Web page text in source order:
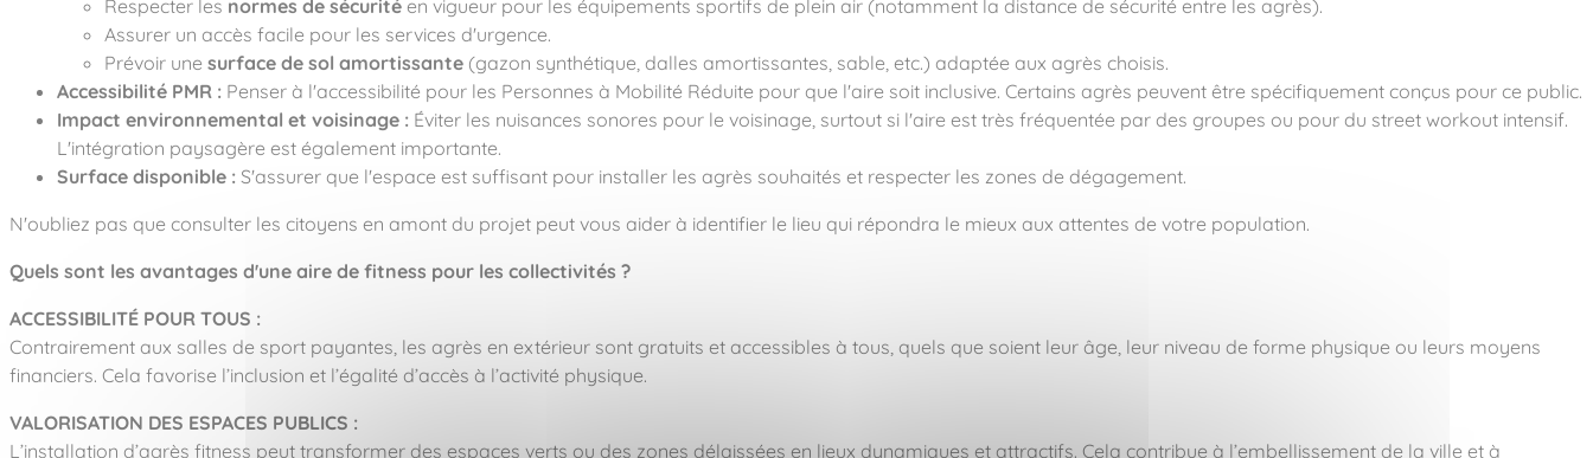
Respecter les normes de sécurité en vigueur pour les équipements sportifs de plein air (notamment la distance de sécurité entre les agrès).
Assurer un accès facile pour les services d'urgence.
Prévoir une surface de sol amortissante (gazon synthétique, dalles amortissantes, sable, etc.) adaptée aux agrès choisis.
Accessibilité PMR : Penser à l'accessibilité pour les Personnes à Mobilité Réduite pour que l'aire soit inclusive. Certains agrès peuvent être spécifiquement conçus pour ce public.
Impact environnemental et voisinage : Éviter les nuisances sonores pour le voisinage, surtout si l'aire est très fréquentée par des groupes ou pour du street workout intensif.
L'intégration paysagère est également importante.
Surface disponible : S'assurer que l'espace est suffisant pour installer les agrès souhaités et respecter les zones de dégagement.
N'oubliez pas que consulter les citoyens en amont du projet peut vous aider à identifier le lieu qui répondra le mieux aux attentes de votre population.
Quels sont les avantages d'une aire de fitness pour les collectivités ?
ACCESSIBILITÉ POUR TOUS :
Contrairement aux salles de sport payantes, les agrès en extérieur sont gratuits et accessibles à tous, quels que soient leur âge, leur niveau de forme physique ou leurs moyens
financiers. Cela favorise l’inclusion et l’égalité d’accès à l’activité physique.
VALORISATION DES ESPACES PUBLICS :
L’installation d’agrès fitness peut transformer des espaces verts ou des zones délaissées en lieux dynamiques et attractifs. Cela contribue à l’embellissement de la ville et à